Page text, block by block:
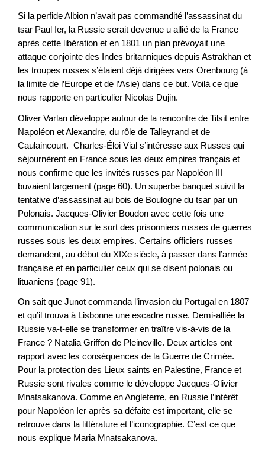
Si la perfide Albion n’avait pas commandité l’assassinat du
tsar Paul Ier, la Russie serait devenue u allié de la France
après cette libération et en 1801 un plan prévoyait une
attaque conjointe des Indes britanniques depuis Astrakhan et
les troupes russes s’étaient déjà dirigées vers Orenbourg (à
la limite de l’Europe et de l’Asie) dans ce but. Voilà ce que
nous rapporte en particulier Nicolas Dujin.
Oliver Varlan développe autour de la rencontre de Tilsit entre
Napoléon et Alexandre, du rôle de Talleyrand et de
Caulaincourt. Charles-Éloi Vial s’intéresse aux Russes qui
séjournèrent en France sous les deux empires français et
nous confirme que les invités russes par Napoléon III
buvaient largement (page 60). Un superbe banquet suivit la
tentative d’assassinat au bois de Boulogne du tsar par un
Polonais. Jacques-Olivier Boudon avec cette fois une
communication sur le sort des prisonniers russes de guerres
russes sous les deux empires. Certains officiers russes
demandent, au début du XIXe siècle, à passer dans l’armée
française et en particulier ceux qui se disent polonais ou
lituaniens (page 91).
On sait que Junot commanda l’invasion du Portugal en 1807
et qu’il trouva à Lisbonne une escadre russe. Demi-alliée la
Russie va-t-elle se transformer en traître vis-à-vis de la
France ? Natalia Griffon de Pleineville. Deux articles ont
rapport avec les conséquences de la Guerre de Crimée.
Pour la protection des Lieux saints en Palestine, France et
Russie sont rivales comme le développe Jacques-Olivier
Mnatsakanova. Comme en Angleterre, en Russie l’intérêt
pour Napoléon Ier après sa défaite est important, elle se
retrouve dans la littérature et l’iconographie. C’est ce que
nous explique Maria Mnatsakanova.